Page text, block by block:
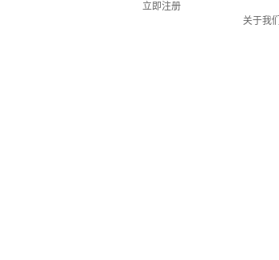
立即注册
关于我们